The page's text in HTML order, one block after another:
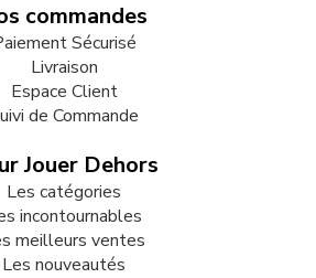
commandes
Sécurisé
Livraison
Espace Client
de Commande
Jouer Dehors
Les catégories
incontournables
meilleurs ventes
Les nouveautés